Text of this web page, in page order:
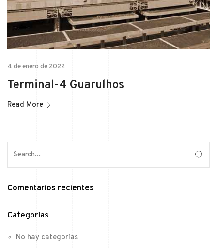
4 de enero de 2022
Terminal-4 Guarulhos
Read More
Comentarios recientes
Categorías
No hay categorías